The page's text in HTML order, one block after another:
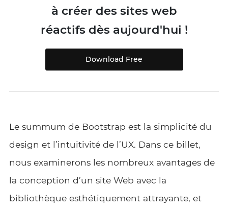
à créer des sites web
réactifs dès aujourd'hui !
Download Free
Le summum de Bootstrap est la simplicité du
design et l’intuitivité de l’UX. Dans ce billet,
nous examinerons les nombreux avantages de
la conception d’un site Web avec la
bibliothèque esthétiquement attrayante, et